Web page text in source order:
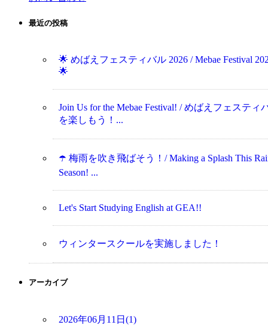
最近の投稿
🌟 めばえフェスティバル 2026 / Mebae Festival
🌟
Join Us for the Mebae Festival! / めばえフェスティ
を楽しもう！...
☂️ 梅雨を吹き飛ばそう！/ Making a Splash This
Season! ...
Let's Start Studying English at GEA!!
ウィンタースクールを実施しました！
アーカイブ
2026年06月11日(1)